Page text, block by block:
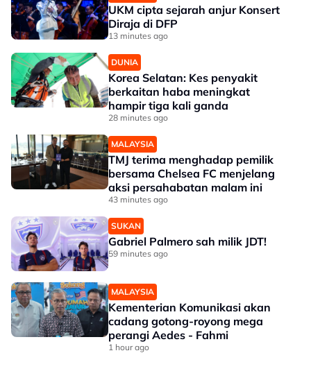
UKM cipta sejarah anjur Konsert
Diraja di DFP
13 minutes ago
DUNIA
Korea Selatan: Kes penyakit
berkaitan haba meningkat
hampir tiga kali ganda
28 minutes ago
MALAYSIA
TMJ terima menghadap pemilik
bersama Chelsea FC menjelang
aksi persahabatan malam ini
43 minutes ago
SUKAN
Gabriel Palmero sah milik JDT!
59 minutes ago
MALAYSIA
Kementerian Komunikasi akan
cadang gotong-royong mega
perangi Aedes - Fahmi
1 hour ago